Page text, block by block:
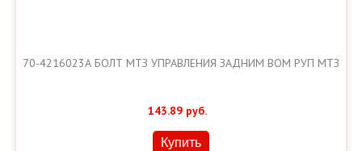
70-4216023А БОЛТ МТЗ УПРАВЛЕНИЯ ЗАДНИМ ВОМ РУП МТЗ
143.89 руб.
Купить